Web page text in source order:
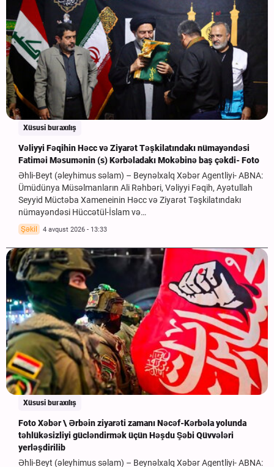
Xüsusi buraxılış
Vəliyyi Fəqihin Həcc və Ziyarət Təşkilatındakı nümayəndəsi
Fatiməi Məsumənin (s) Kərbəladakı Mokəbinə baş çəkdi- Foto
Əhli-Beyt (əleyhimus səlam) – Beynəlxalq Xəbər Agentliyi- ABNA:
Ümüdünya Müsəlmanların Ali Rəhbəri, Vəliyyi Fəqih, Ayətullah
Seyyid Müctəba Xameneinin Həcc və Ziyarət Təşkilatındakı
nümayəndəsi Hüccətül-İslam və…
Şəkil 4 avqust 2026 - 13:33
Xüsusi buraxılış
Foto Xəbər \ Ərbəin ziyarəti zamanı Nəcəf-Kərbəla yolunda
təhlükəsizliyi gücləndirmək üçün Həşdu Şəbi Qüvvələri
yerləşdirilib
Əhli-Beyt (əleyhimus səlam) – Beynəlxalq Xəbər Agentliyi- ABNA: